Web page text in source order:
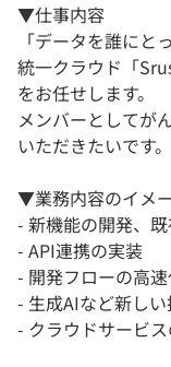
▼仕事内容
「データを誰にと
統一クラウド「
をお任せします。
メンバーとしてが
いただきたいです。
▼業務内容のイメ
- 新機能の開発、
- API連携の実装
- 開発フローの高
- 生成AIなど新し
- クラウドサービ